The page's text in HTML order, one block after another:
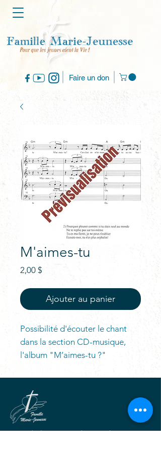
Faire un don
M'aimes-tu
2,00 $
Ajouter au panier
Possibilité d'écouter le chant
dans la section CD-musique,
l'album "M’aimes-tu ?"
Pour la beauté et la joie de Dieu,